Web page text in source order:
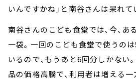
いんですかね」と南谷さんは呆れて
南谷さんのこども食堂では、今、あ
一袋。一回のこども食堂で使うの
いるので、もうあと6回分しかない
品の価格高騰で、利用者は増える一方